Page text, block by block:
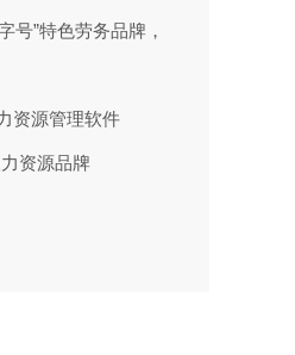
号”特色劳务品牌，
资源管理软件
资源品牌